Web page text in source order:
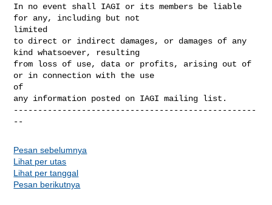
In no event shall IAGI or its members be liable
for any, including but not
limited
to direct or indirect damages, or damages of any
kind whatsoever, resulting
from loss of use, data or profits, arising out of
or in connection with the use
of
any information posted on IAGI mailing list.
--------------------------------------------------
--
Pesan sebelumnya
Lihat per utas
Lihat per tanggal
Pesan berikutnya